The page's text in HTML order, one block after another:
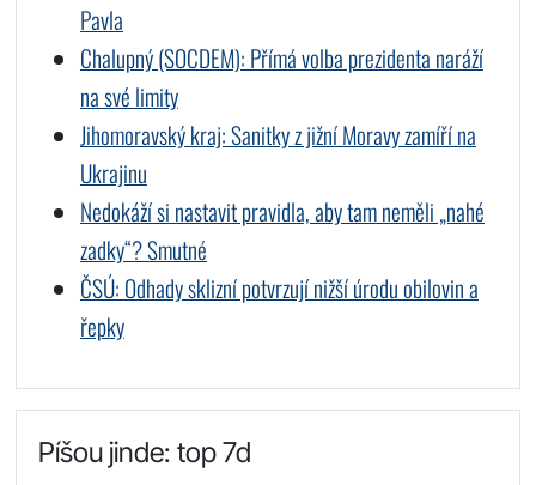
Pavla
Chalupný (SOCDEM): Přímá volba prezidenta naráží
na své limity
Jihomoravský kraj: Sanitky z jižní Moravy zamíří na
Ukrajinu
Nedokáží si nastavit pravidla, aby tam neměli „nahé
zadky“? Smutné
ČSÚ: Odhady sklizní potvrzují nižší úrodu obilovin a
řepky
Píšou jinde: top 7d